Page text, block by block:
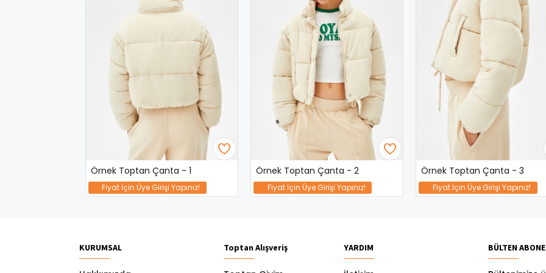
Örnek Toptan Çanta - 1
Fiyat İçin Üye Girişi Yapınız!
Örnek Toptan Çanta - 2
Fiyat İçin Üye Girişi Yapınız!
Örnek Toptan Çanta - 3
Fiyat İçin Üye Girişi Yapınız!
KURUMSAL Toptan Alışveriş YARDIM BÜLTEN